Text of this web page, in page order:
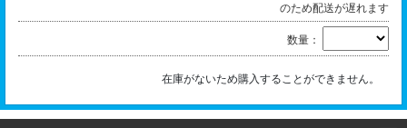
のため配送が遅れます
数量：
在庫がないため購入することができません。